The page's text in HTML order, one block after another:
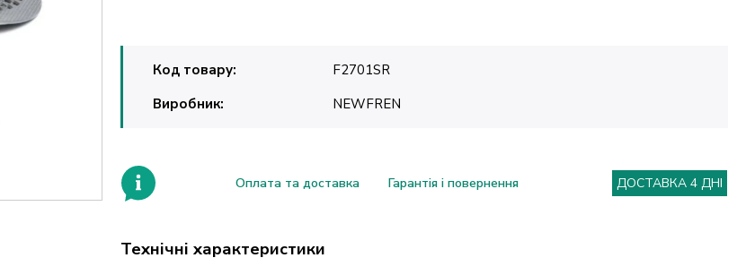
Код товару:
F2701SR
Виробник:
NEWFREN
Оплата та доставка Гарантія і повернення ДОСТАВКА 4 ДНІ
Технічні характеристики